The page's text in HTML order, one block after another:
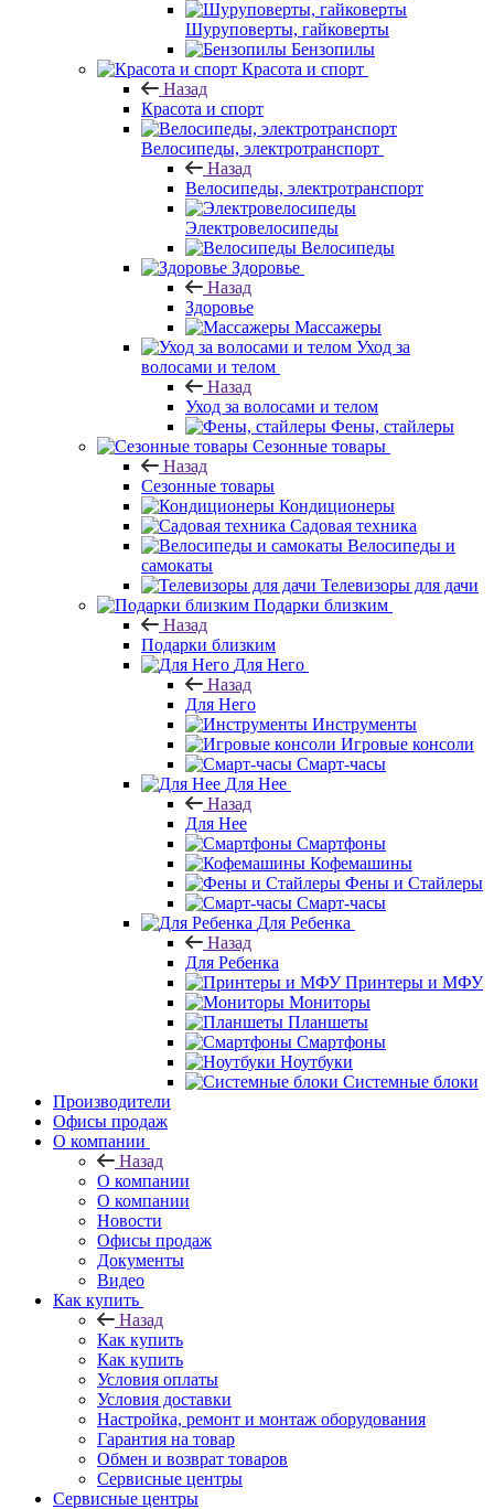
Шуруповерты, гайковерты
Бензопилы
Красота и спорт
Назад
Красота и спорт
Велосипеды, электротранспорт
Назад
Велосипеды, электротранспорт
Электровелосипеды
Велосипеды
Здоровье
Назад
Здоровье
Массажеры
Уход за
волосами и телом
Назад
Уход за волосами и телом
Фены, стайлеры
Сезонные товары
Назад
Сезонные товары
Кондиционеры
Садовая техника
Велосипеды и
самокаты
Телевизоры для дачи
Подарки близким
Назад
Подарки близким
Для Него
Назад
Для Него
Инструменты
Игровые консоли
Смарт-часы
Для Нее
Назад
Для Нее
Смартфоны
Кофемашины
Фены и Стайлеры
Смарт-часы
Для Ребенка
Назад
Для Ребенка
Принтеры и МФУ
Мониторы
Планшеты
Смартфоны
Ноутбуки
Системные блоки
Производители
Офисы продаж
О компании
Назад
О компании
О компании
Новости
Офисы продаж
Документы
Видео
Как купить
Назад
Как купить
Как купить
Условия оплаты
Условия доставки
Настройка, ремонт и монтаж оборудования
Гарантия на товар
Обмен и возврат товаров
Сервисные центры
Сервисные центры